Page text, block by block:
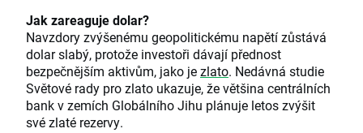
Jak zareaguje dolar?
Navzdory zvýšenému geopolitickému napětí zůstává
dolar slabý, protože investoři dávají přednost
bezpečnějším aktivům, jako jezlato. Nedávná studie
Světové rady pro zlato ukazuje, že většina centrálních
bank v zemích Globálního Jihu plánuje letos zvýšit
své zlaté rezervy.